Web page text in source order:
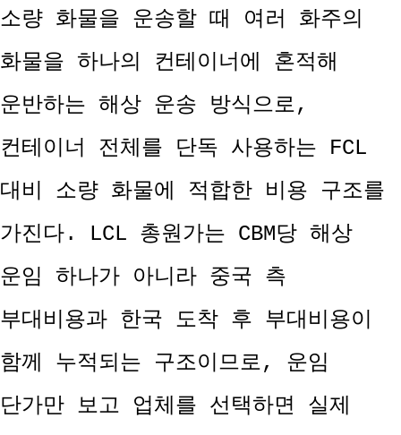
소량 화물을 운송할 때 여러 화주의
화물을 하나의 컨테이너에 혼적해
운반하는 해상 운송 방식으로,
컨테이너 전체를 단독 사용하는 FCL
대비 소량 화물에 적합한 비용 구조를
가진다. LCL 총원가는 CBM당 해상
운임 하나가 아니라 중국 측
부대비용과 한국 도착 후 부대비용이
함께 누적되는 구조이므로, 운임
단가만 보고 업체를 선택하면 실제